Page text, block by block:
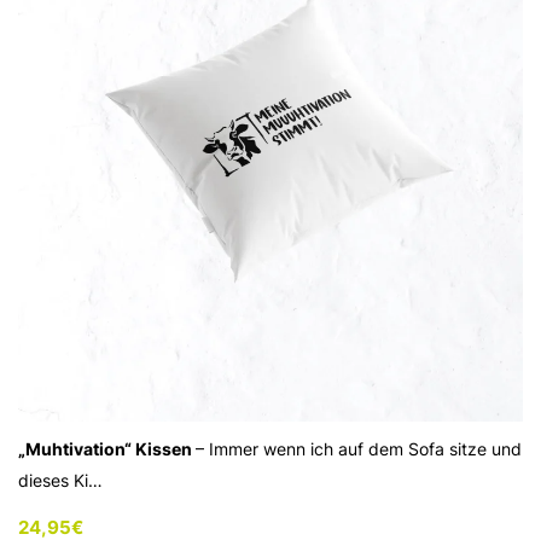
„Muhtivation“ Kissen – Immer wenn ich auf dem Sofa sitze und
dieses Ki…
24,95€